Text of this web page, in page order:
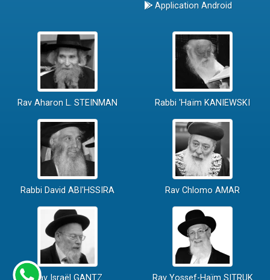
Application Android
Rav Aharon L. STEINMAN Rabbi 'Haïm KANIEWSKI
Rabbi David ABI'HSSIRA Rav Chlomo AMAR